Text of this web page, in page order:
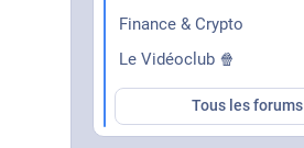
Finance & Crypto
Le Vidéoclub 🍿
Tous les forums